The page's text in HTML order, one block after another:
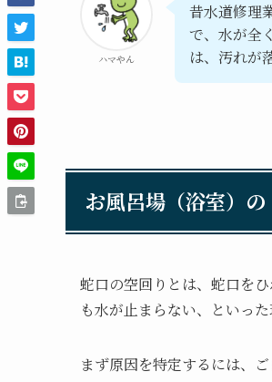
ハマやん
昔水道修理
で、水が全
は、汚れが
お風呂場（浴室）の
蛇口の空回りとは、蛇口を
も水が止まらない、といった
まず原因を特定するには、